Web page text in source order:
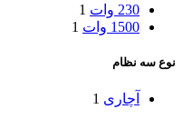
230 وات
1
1500 وات
1
نوع سه نظام
آچاری 1